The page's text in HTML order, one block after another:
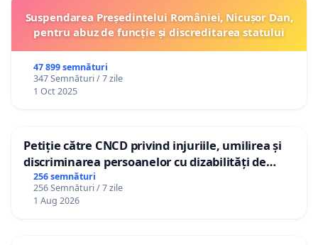
Suspendarea Președintelui României, Nicușor Dan,
pentru abuz de funcție și discreditarea statului
47 899 semnături
347 Semnături / 7 zile
1 Oct 2025
Petiție către CNCD privind injuriile, umilirea și
discriminarea persoanelor cu dizabilități de
către utilizatorul TikTok „Gorici”
256 semnături
256 Semnături / 7 zile
1 Aug 2026